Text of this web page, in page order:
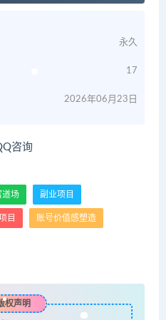
永久
17
2026年06月23日
咨询
道场 副业项目
目 账号价值感塑造
权声明